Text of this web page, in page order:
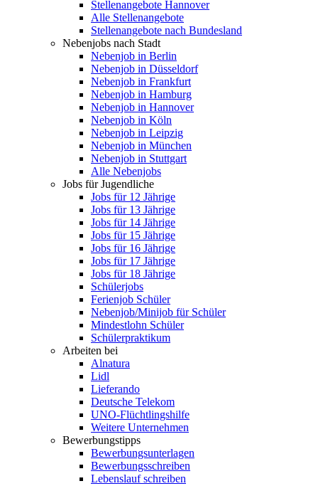
Stellenangebote Hannover
Alle Stellenangebote
Stellenangebote nach Bundesland
Nebenjobs nach Stadt
Nebenjob in Berlin
Nebenjob in Düsseldorf
Nebenjob in Frankfurt
Nebenjob in Hamburg
Nebenjob in Hannover
Nebenjob in Köln
Nebenjob in Leipzig
Nebenjob in München
Nebenjob in Stuttgart
Alle Nebenjobs
Jobs für Jugendliche
Jobs für 12 Jährige
Jobs für 13 Jährige
Jobs für 14 Jährige
Jobs für 15 Jährige
Jobs für 16 Jährige
Jobs für 17 Jährige
Jobs für 18 Jährige
Schülerjobs
Ferienjob Schüler
Nebenjob/Minijob für Schüler
Mindestlohn Schüler
Schülerpraktikum
Arbeiten bei
Alnatura
Lidl
Lieferando
Deutsche Telekom
UNO-Flüchtlingshilfe
Weitere Unternehmen
Bewerbungstipps
Bewerbungsunterlagen
Bewerbungsschreiben
Lebenslauf schreiben